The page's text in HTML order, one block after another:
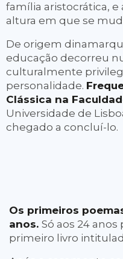
família aristocrática, e
altura em que se
De origem
educação decorreu
culturalmente
personalidade.
Clássica na
Universidade de
chegado a concluí-lo.
Os primeiros
anos. Só aos 24
primeiro livro